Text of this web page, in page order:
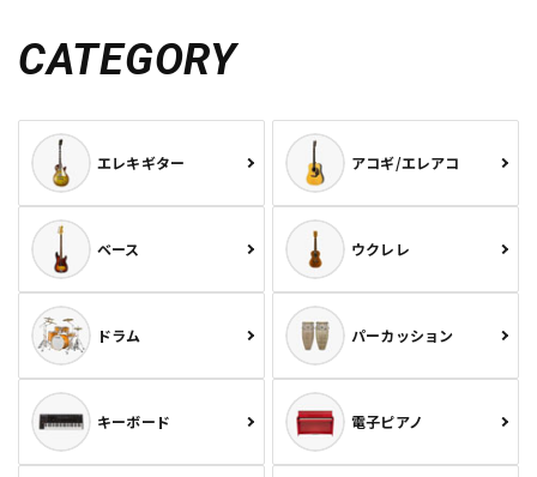
CATEGORY
エレキギター アコギ/エレアコ
ベース ウクレレ
ドラム パーカッション
キーボード 電子ピアノ